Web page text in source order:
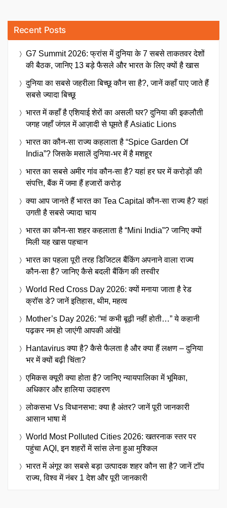
Recent Posts
G7 Summit 2026: फ्रांस में दुनिया के 7 सबसे ताकतवर देशों
की बैठक, जानिए 13 बड़े फैसले और भारत के लिए क्यों है खास
दुनिया का सबसे जहरीला बिच्छू कौन सा है?, जानें कहाँ पाए जाते हैं
सबसे ज्यादा बिच्छू
भारत में कहाँ है एशियाई शेरों का असली घर? दुनिया की इकलौती
जगह जहाँ जंगल में आज़ादी से घूमते हैं Asiatic Lions
भारत का कौन-सा राज्य कहलाता है “Spice Garden Of
India”? जिसके मसालें दुनिया-भर में है मशहूर
भारत का सबसे अमीर गांव कौन-सा है? यहां हर घर में करोड़ों की
संपत्ति, बैंक में जमा हैं हजारों करोड़
क्या आप जानते हैं भारत का Tea Capital कौन-सा राज्य है? यहां
उगती है सबसे ज्यादा चाय
भारत का कौन-सा शहर कहलाता है “Mini India”? जानिए क्यों
मिली यह खास पहचान
भारत का पहला पूरी तरह डिजिटल बैंकिंग अपनाने वाला राज्य
कौन-सा है? जानिए कैसे बदली बैंकिंग की तस्वीर
World Red Cross Day 2026: क्यों मनाया जाता है रेड
क्रॉस डे? जानें इतिहास, थीम, महत्व
Mother’s Day 2026: “मां कभी बूढ़ी नहीं होती…” ये कहानी
पढ़कर नम हो जाएंगी आपकी आंखें!
Hantavirus क्या है? कैसे फैलता है और क्या हैं लक्षण – दुनिया
भर में क्यों बढ़ी चिंता?
एमिकस क्यूरी क्या होता है? जानिए न्यायपालिका में भूमिका,
अधिकार और हालिया उदाहरण
लोकसभा Vs विधानसभा: क्या है अंतर? जानें पूरी जानकारी
आसान भाषा में
World Most Polluted Cities 2026: खतरनाक स्तर पर
पहुंचा AQI, इन शहरों में सांस लेना हुआ मुश्किल
भारत में अंगूर का सबसे बड़ा उत्पादक शहर कौन सा है? जानें टॉप
राज्य, विश्व में नंबर 1 देश और पूरी जानकारी